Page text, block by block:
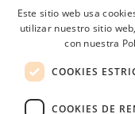
Acceso empresas
Contraseña
Este sitio web usa
utilizar nuestro sitio
con nuestra
COOKIES
COOKIES DE